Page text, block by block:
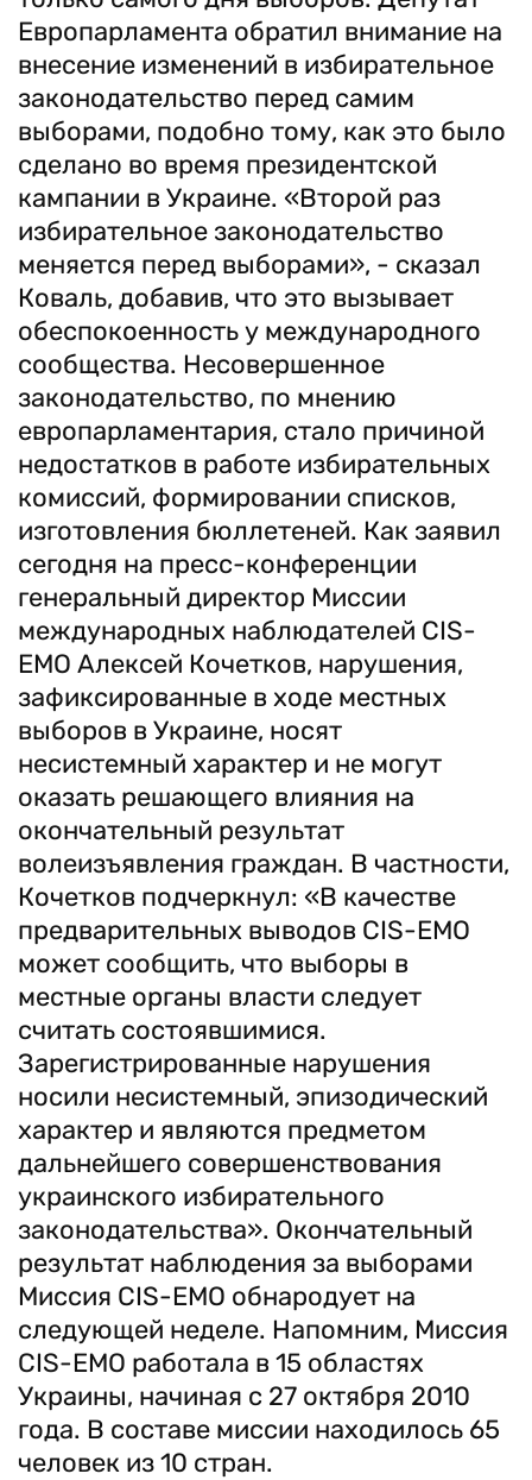
Европарламента обратил внимание на
внесение изменений в избирательное
законодательство перед самим
выборами, подобно тому, как это было
сделано во время президентской
кампании в Украине. «Второй раз
избирательное законодательство
меняется перед выборами», - сказал
Коваль, добавив, что это вызывает
обеспокоенность у международного
сообщества. Несовершенное
законодательство, по мнению
европарламентария, стало причиной
недостатков в работе избирательных
комиссий, формировании списков,
изготовления бюллетеней. Как заявил
сегодня на пресс-конференции
генеральный директор Миссии
международных наблюдателей CIS-
EMO Алексей Кочетков, нарушения,
зафиксированные в ходе местных
выборов в Украине, носят
несистемный характер и не могут
оказать решающего влияния на
окончательный результат
волеизъявления граждан. В частности,
Кочетков подчеркнул: «В качестве
предварительных выводов CIS-EMO
может сообщить, что выборы в
местные органы власти следует
считать состоявшимися.
Зарегистрированные нарушения
носили несистемный, эпизодический
характер и являются предметом
дальнейшего совершенствования
украинского избирательного
законодательства». Окончательный
результат наблюдения за выборами
Миссия CIS-EMO обнародует на
следующей неделе. Напомним, Миссия
CIS-EMO работала в 15 областях
Украины, начиная с 27 октября 2010
года. В составе миссии находилось 65
человек из 10 стран.